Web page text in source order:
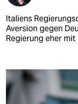
Italiens
Aversion gegen
Regierung eher